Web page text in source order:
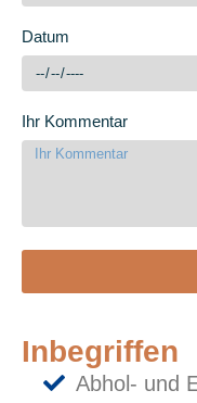
Datum
Ihr Kommentar
Inbegriffen
Abhol- und